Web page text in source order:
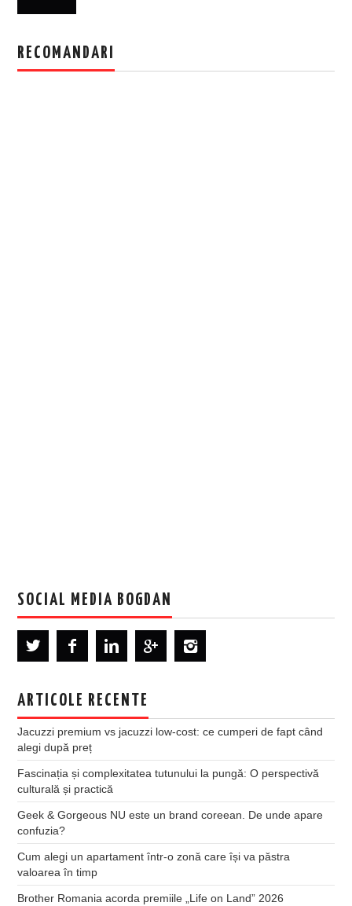
RECOMANDARI
SOCIAL MEDIA BOGDAN
ARTICOLE RECENTE
Jacuzzi premium vs jacuzzi low-cost: ce cumperi de fapt când
alegi după preț
Fascinația și complexitatea tutunului la pungă: O perspectivă
culturală și practică
Geek & Gorgeous NU este un brand coreean. De unde apare
confuzia?
Cum alegi un apartament într-o zonă care își va păstra
valoarea în timp
Brother Romania acorda premiile „Life on Land” 2026